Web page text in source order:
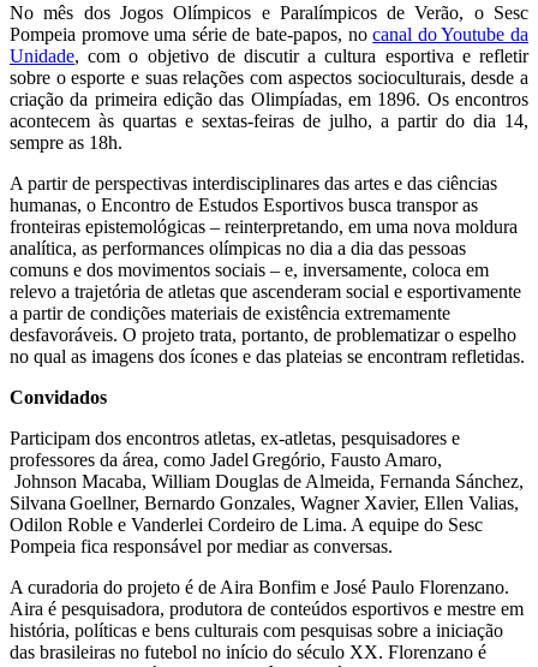
No mês dos Jogos Olímpicos e Paralímpicos de Verão, o Sesc
Pompeia promove uma série de bate-papos, nocanal do Youtube da
Unidade, com o objetivo de discutir a cultura esportiva e refletir
sobre o esporte e suas relações com aspectos socioculturais, desde a
criação da primeira edição das Olimpíadas, em 1896. Os encontros
acontecem às quartas e sextas-feiras de julho, a partir do dia 14,
sempre as 18h.
A partir de perspectivas interdisciplinares das artes e das ciências
humanas, o Encontro de Estudos Esportivos busca transpor as
fronteiras epistemológicas – reinterpretando, em uma nova moldura
analítica, as performances olímpicas no dia a dia das pessoas
comuns e dos movimentos sociais – e, inversamente, coloca em
relevo a trajetória de atletas que ascenderam social e esportivamente
a partir de condições materiais de existência extremamente
desfavoráveis. O projeto trata, portanto, de problematizar o espelho
no qual as imagens dos ícones e das plateias se encontram refletidas.
Convidados
Participam dos encontros atletas, ex-atletas, pesquisadores e
professores da área, como Jadel Gregório, Fausto Amaro,
Johnson Macaba, William Douglas de Almeida, Fernanda Sánchez,
Silvana Goellner, Bernardo Gonzales, Wagner Xavier, Ellen Valias,
Odilon Roble e Vanderlei Cordeiro de Lima. A equipe do Sesc
Pompeia fica responsável por mediar as conversas.
A curadoria do projeto é de Aira Bonfim e José Paulo Florenzano.
Aira é pesquisadora, produtora de conteúdos esportivos e mestre em
história, políticas e bens culturais com pesquisas sobre a iniciação
das brasileiras no futebol no início do século XX. Florenzano é